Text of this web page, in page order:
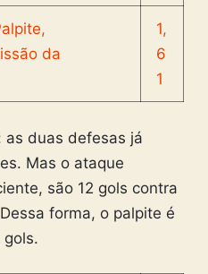
1,
6
1
as duas defesas já
Mas o ataque
são 12 gols contra
forma, o palpite é
gols.